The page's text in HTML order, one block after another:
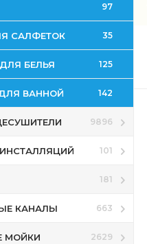
97
САЛФЕТОК 35
БЕЛЬЯ 125
ВАННОЙ 142
9896
101
181
КАНАЛЫ 663
МОЙКИ 2629